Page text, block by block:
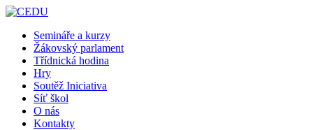
Semináře a kurzy
Žákovský parlament
Třídnická hodina
Hry
Soutěž Iniciativa
Síť škol
O nás
Kontakty